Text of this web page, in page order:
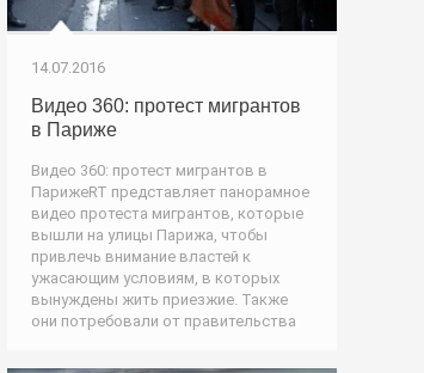
14.07.2016
Видео 360: протест мигрантов
в Париже
Видео 360: протест мигрантов в
ПарижеRT представляет панорамное
видео протеста мигрантов, которые
вышли на улицы Парижа, чтобы
привлечь внимание властей к
ужасающим условиям, в которых
вынуждены жить приезжие. Также
они потребовали от правительства